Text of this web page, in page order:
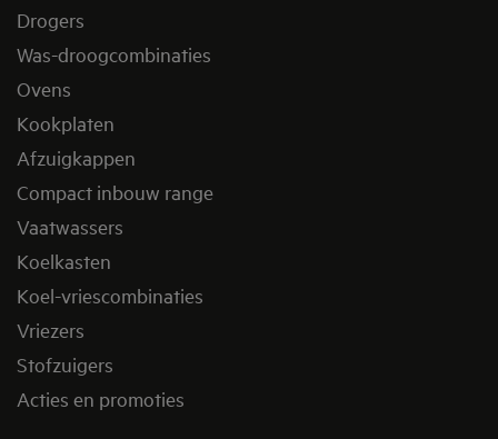
Drogers
Was-droogcombinaties
Ovens
Kookplaten
Afzuigkappen
Compact inbouw range
Vaatwassers
Koelkasten
Koel-vriescombinaties
Vriezers
Stofzuigers
Acties en promoties